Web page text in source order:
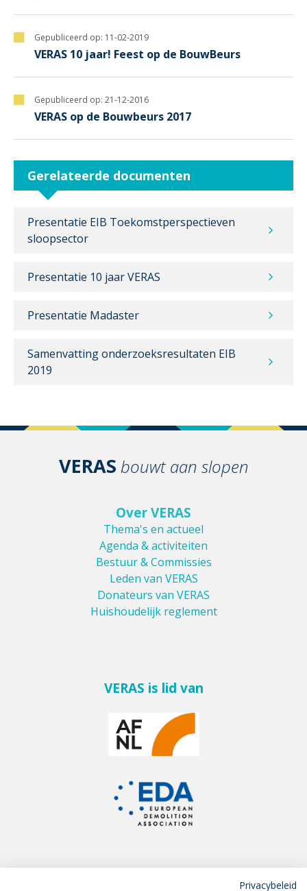
Gepubliceerd op: 11-02-2019
VERAS 10 jaar! Feest op de BouwBeurs
Gepubliceerd op: 21-12-2016
VERAS op de Bouwbeurs 2017
Gerelateerde documenten
Presentatie EIB Toekomstperspectieven
sloopsector
Presentatie 10 jaar VERAS
Presentatie Madaster
Samenvatting onderzoeksresultaten EIB
2019
VERAS bouwt aan slopen
Over VERAS
Thema's en actueel
Agenda & activiteiten
Bestuur & Commissies
Leden van VERAS
Donateurs van VERAS
Huishoudelijk reglement
VERAS is lid van
Privacybeleid